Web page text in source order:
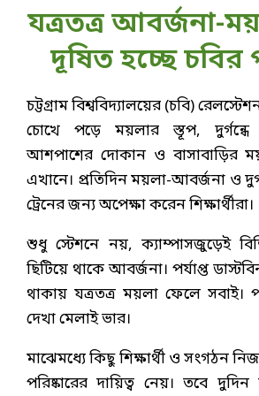
যত্রতত্র আবর্জনা-
দূষিত হচ্ছে চবির
চট্টগ্রাম বিশ্ববিদ্যালয়ের (চবি)
চোখে পড়ে ময়লার স্তূপ,
আশপাশের দোকান ও বাসাবাড়ির
এখানে। প্রতিদিন ময়লা-আবর্জনা ও
ট্রেনের জন্য অপেক্ষা করেন শিক্ষার্থীরা।
শুধু স্টেশনে নয়, ক্যাম্পাসজুড়েই
ছিটিয়ে থাকে আবর্জনা। পর্যাপ্ত ডাস্টবিন
থাকায় যত্রতত্র ময়লা ফেলে সবাই।
দেখা মেলাই ভার।
মাঝেমধ্যে কিছু শিক্ষার্থী ও সংগঠন
পরিষ্কারের দায়িত্ব নেয়। তবে